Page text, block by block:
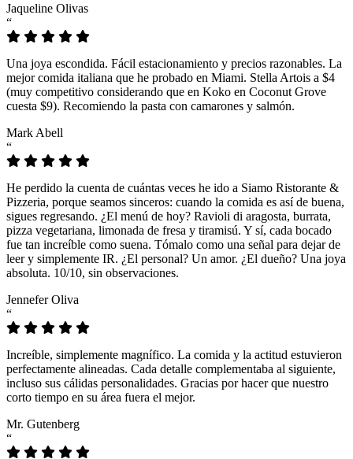
Jaqueline Olivas
“
Una joya escondida. Fácil estacionamiento y precios razonables. La
mejor comida italiana que he probado en Miami. Stella Artois a $4
(muy competitivo considerando que en Koko en Coconut Grove
cuesta $9). Recomiendo la pasta con camarones y salmón.
Mark Abell
“
He perdido la cuenta de cuántas veces he ido a Siamo Ristorante &
Pizzeria, porque seamos sinceros: cuando la comida es así de buena,
sigues regresando. ¿El menú de hoy? Ravioli di aragosta, burrata,
pizza vegetariana, limonada de fresa y tiramisú. Y sí, cada bocado
fue tan increíble como suena. Tómalo como una señal para dejar de
leer y simplemente IR. ¿El personal? Un amor. ¿El dueño? Una joya
absoluta. 10/10, sin observaciones.
Jennefer Oliva
“
Increíble, simplemente magnífico. La comida y la actitud estuvieron
perfectamente alineadas. Cada detalle complementaba al siguiente,
incluso sus cálidas personalidades. Gracias por hacer que nuestro
corto tiempo en su área fuera el mejor.
Mr. Gutenberg
“